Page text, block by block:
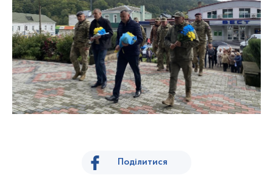
Поділитися